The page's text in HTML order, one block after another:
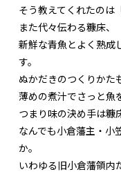
そう教えてくれたのは
また代々伝わる糠床、
新鮮な青魚とよく熟成
す。
ぬかだきのつくりかた
薄めの煮汁でさっと魚
つまり味の決め手は糠
なんでも小倉藩主・小
か。
いわゆる旧小倉藩領内